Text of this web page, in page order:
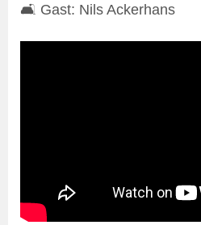
🛋️ Gast: Nils Ackerhans